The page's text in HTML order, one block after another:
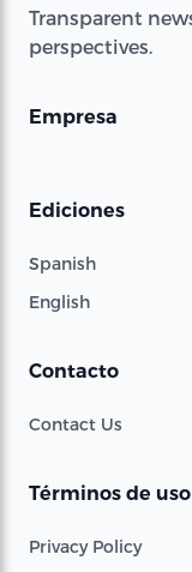
Transparent
perspectives.
Empresa
Ediciones
Spanish
English
Contacto
Contact Us
Términos de uso
Privacy Policy